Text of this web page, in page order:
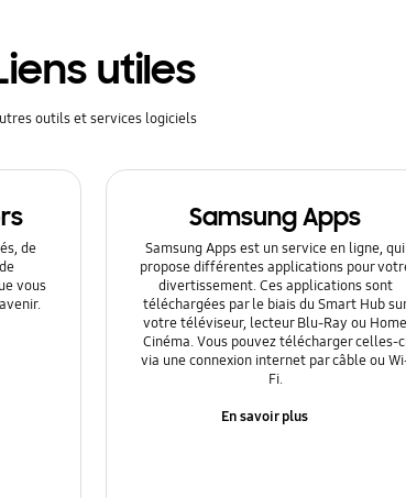
utiles
outils et services logiciels
de
vous
Samsung Apps
Samsung Apps est un service en ligne, qui
propose différentes applications pour
divertissement. Ces applications sont
téléchargées par le biais du Smart Hub
votre téléviseur, lecteur Blu-Ray ou Home
Cinéma. Vous pouvez télécharger celles-
via une connexion internet par câble ou
Fi.
En savoir plus